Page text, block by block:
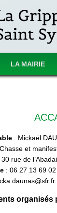
LA MAIRIE
: Mickaël
et
30 rue de
: 06 27 13 69
organisés